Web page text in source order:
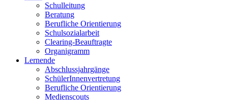
Schulleitung
Beratung
Berufliche Orientierung
Schulsozialarbeit
Clearing-Beauftragte
Organigramm
Lernende
Abschlussjahrgänge
SchülerInnenvertretung
Berufliche Orientierung
Medienscouts